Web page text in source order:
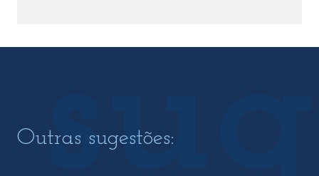
Outras sugestões: